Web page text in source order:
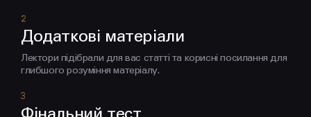
Додаткові матеріали
Лектори підібрали для вас статті та корисні посилання для
глибшого розуміння матеріалу.